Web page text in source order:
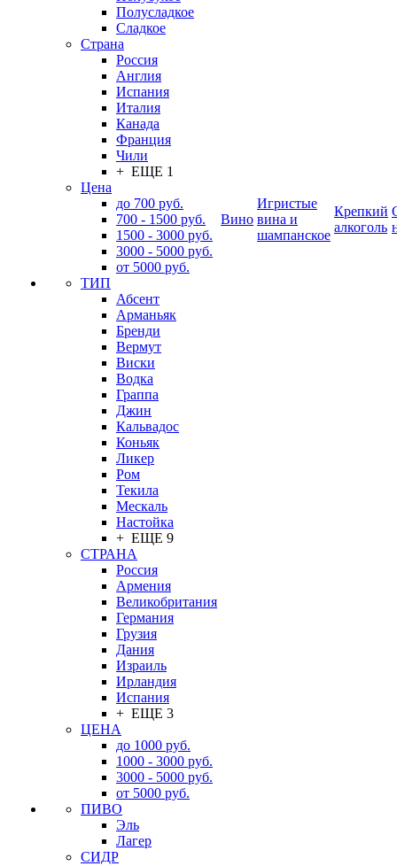
Полусладкое
Сладкое
Страна
Россия
Англия
Испания
Италия
Канада
Франция
Чили
+ ЕЩЕ 1
Цена
до 700 руб.
700 - 1500 руб.
1500 - 3000 руб.
3000 - 5000 руб.
от 5000 руб.
ТИП
Абсент
Арманьяк
Бренди
Вермут
Виски
Водка
Граппа
Джин
Кальвадос
Коньяк
Ликер
Ром
Текила
Мескаль
Настойка
+ ЕЩЕ 9
СТРАНА
Россия
Армения
Великобритания
Германия
Грузия
Дания
Израиль
Ирландия
Испания
+ ЕЩЕ 3
ЦЕНА
до 1000 руб.
1000 - 3000 руб.
3000 - 5000 руб.
от 5000 руб.
ПИВО
Эль
Лагер
СИДР
Вино
Игристые
вина и
шампанское
Крепкий
алкоголь